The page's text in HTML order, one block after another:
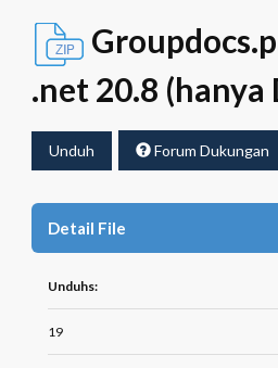
.net 20.8 (hanya
Unduh Forum Dukungan
Detail File
Unduhs:
19